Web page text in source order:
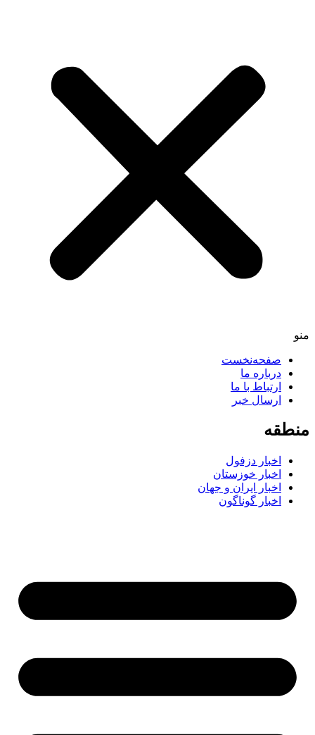
صفحه‌نخست
درباره ما
ارتباط با ما
ارسال خبر
اخبار دزفول
اخبار خوزستان
اخبار ایران و جهان
اخبار گوناگون